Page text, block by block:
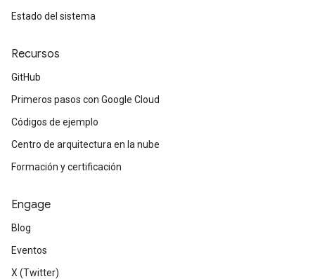
Estado del sistema
Recursos
GitHub
Primeros pasos con Google Cloud
Códigos de ejemplo
Centro de arquitectura en la nube
Formación y certificación
Engage
Blog
Eventos
X (Twitter)